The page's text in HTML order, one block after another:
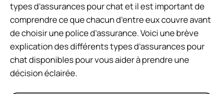
types d’assurances pour chat et il est important de
comprendre ce que chacun d’entre eux couvre avant
de choisir une police d’assurance. Voici une brève
explication des différents types d’assurances pour
chat disponibles pour vous aider à prendre une
décision éclairée.